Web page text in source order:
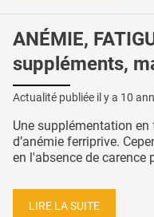
ANÉMIE,
suppléments,
Actualité publiée il y a 10
Une supplémentation
d’anémie ferriprive.
en l'absence de carence
LIRE LA SUITE